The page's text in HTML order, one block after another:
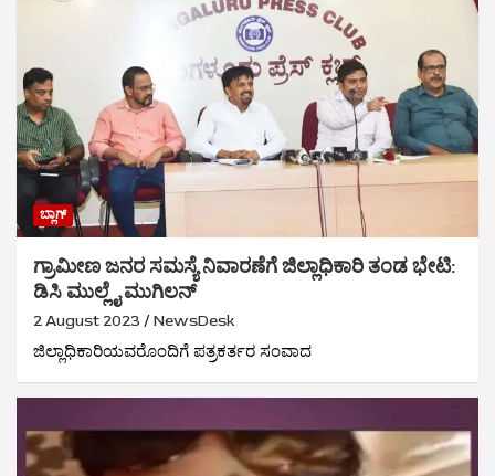
ಬ್ಲಾಗ್
ಗ್ರಾಮೀಣ ಜನರ ಸಮಸ್ಯೆ ನಿವಾರಣೆಗೆ ಜಿಲ್ಲಾಧಿಕಾರಿ ತಂಡ ಭೇಟಿ:
ಡಿಸಿ ಮುಲ್ಲೈ ಮುಗಿಲನ್
2 August 2023 NewsDesk
ಜಿಲ್ಲಾಧಿಕಾರಿಯವರೊಂದಿಗೆ ಪತ್ರಕರ್ತರ ಸಂವಾದ